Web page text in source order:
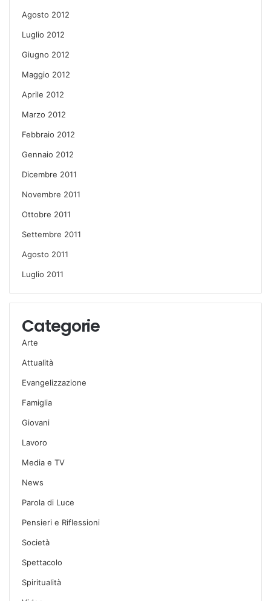
Agosto 2012
Luglio 2012
Giugno 2012
Maggio 2012
Aprile 2012
Marzo 2012
Febbraio 2012
Gennaio 2012
Dicembre 2011
Novembre 2011
Ottobre 2011
Settembre 2011
Agosto 2011
Luglio 2011
Categorie
Arte
Attualità
Evangelizzazione
Famiglia
Giovani
Lavoro
Media e TV
News
Parola di Luce
Pensieri e Riflessioni
Società
Spettacolo
Spiritualità